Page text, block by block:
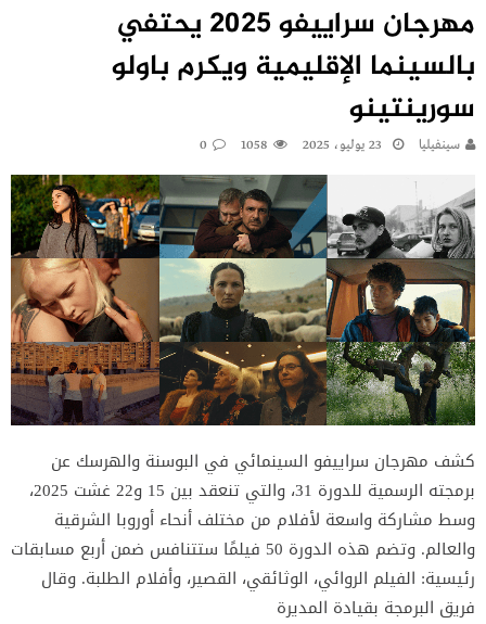
مهرجان سراييفو 2025 يحتفي
بالسينما الإقليمية ويكرم باولو
سورينتينو
سينفيليا 23 يوليو، 2025 1058
0
كشف مهرجان سراييفو السينمائي في البوسنة والهرسك عن
برمجته الرسمية للدورة 31، والتي تنعقد بين 15 و22 غشت 2025،
وسط مشاركة واسعة لأفلام من مختلف أنحاء أوروبا الشرقية
والعالم. وتضم هذه الدورة 50 فيلمًا ستتنافس ضمن أربع مسابقات
رئيسية: الفيلم الروائي، الوثائقي، القصير، وأفلام الطلبة. وقال
فريق البرمجة بقيادة المديرة